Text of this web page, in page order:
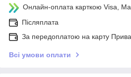
Онлайн-оплата карткою Visa,
Післяплата
За передоплатою на карту
Всі умови оплати